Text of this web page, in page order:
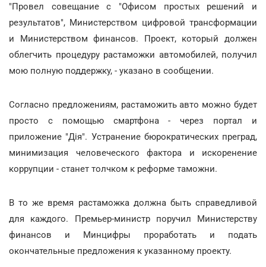
"Провел совещание с "Офисом простых решений и
результатов", Министерством цифровой трансформации
и Министерством финансов. Проект, который должен
облегчить процедуру растаможки автомобилей, получил
мою полную поддержку, - указано в сообщении.
Согласно предложениям, растаможить авто можно будет
просто с помощью смартфона - через портал и
приложение "Дія". Устранение бюрократических преград,
минимизация человеческого фактора и искоренение
коррупции - станет толчком к реформе таможни.
В то же время растаможка должна быть справедливой
для каждого. Премьер-министр поручил Министерству
финансов и Минцифры проработать и подать
окончательные предложения к указанному проекту.